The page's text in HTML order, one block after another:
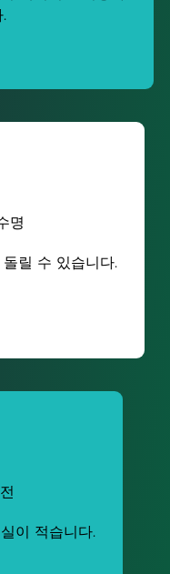
명
릴 수 있습니다.
이 적습니다.